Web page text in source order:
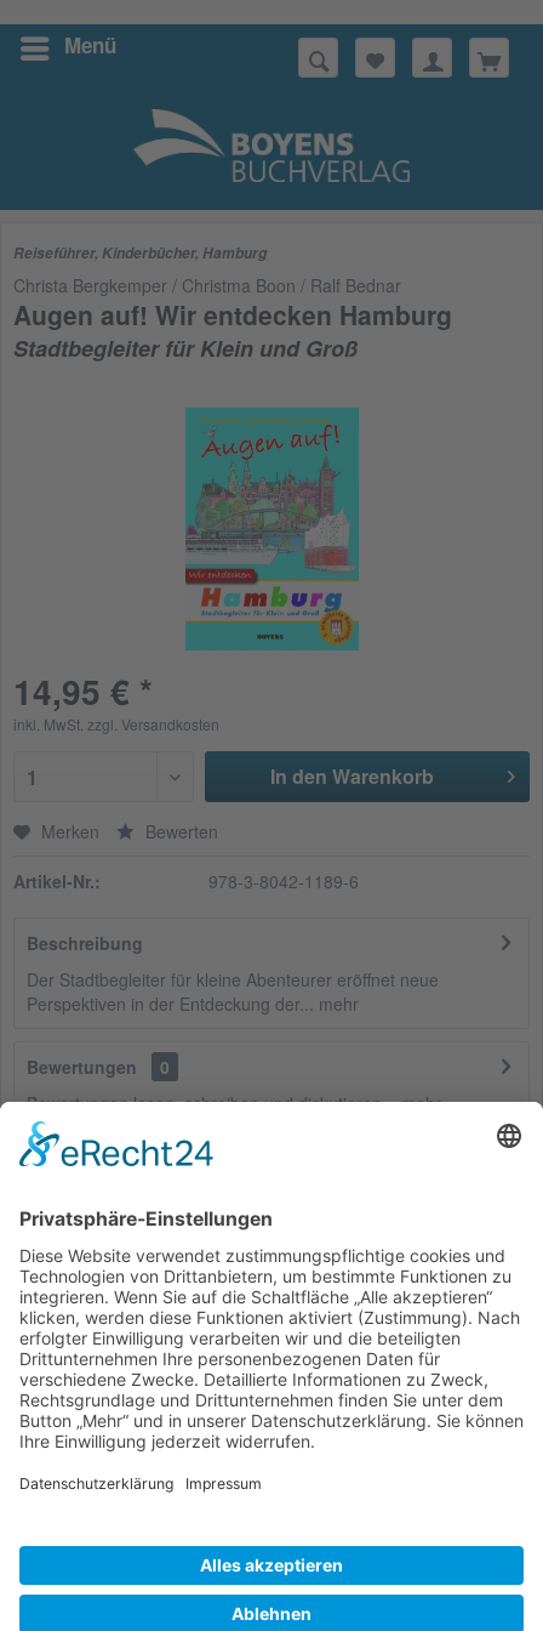
Menü
Suchen
Reiseführer, Kinderbücher, Hamburg
Christa Bergkemper / Christma Boon / Ralf Bednar
Augen auf! Wir entdecken Hamburg
Stadtbegleiter für Klein und Groß
14,95 € *
inkl. MwSt. zzgl. Versandkosten
1 In den Warenkorb
Merken Bewerten
Artikel-Nr.: 978-3-8042-1189-6
Beschreibung
Der Stadtbegleiter für kleine Abenteurer eröffnet neue
Perspektiven in der Entdeckung der... mehr
Bewertungen
0
Bewertungen lesen, schreiben und diskutieren...mehr
Kunden haben sich ebenfalls angesehen
Service Hotline
Shop Service
Informationen
* Alle Preise inkl. gesetzl. Mehrwertsteuer zzgl.Versandkostenund ggf.
Nachnahmegebühren, wenn nicht anders beschrieben
Bestellung Downloads
Widerrufsbelehrung Datenschutz
Impressum